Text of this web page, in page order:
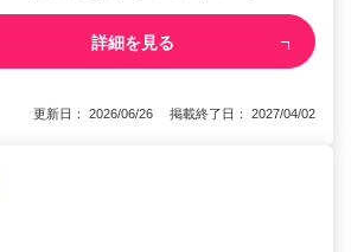
詳細を見る
更新日： 2026/06/26 掲載終了日： 2027/04/02